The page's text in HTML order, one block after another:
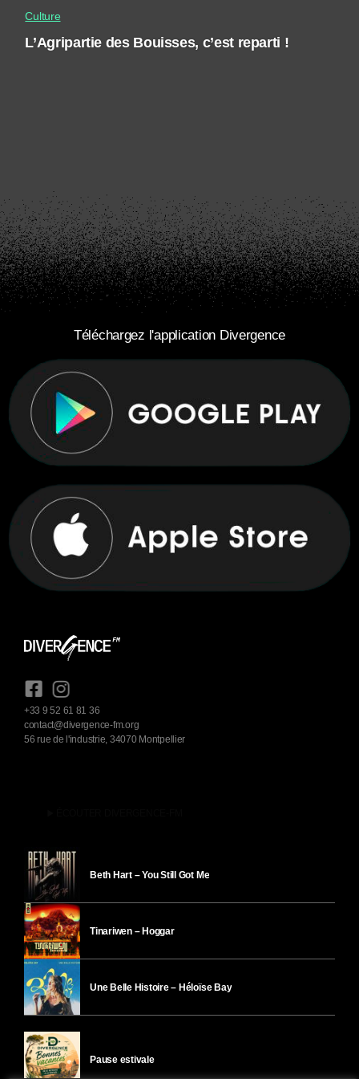
Culture
L’Agripartie des Bouisses, c’est reparti !
Téléchargez l'application Divergence
+33 9 52 61 81 36
contact@divergence-fm.org
56 rue de l'industrie, 34070 Montpellier
Beth Hart – You Still Got Me
Tinariwen – Hoggar
Une Belle Histoire – Héloïse Bay
Pause estivale